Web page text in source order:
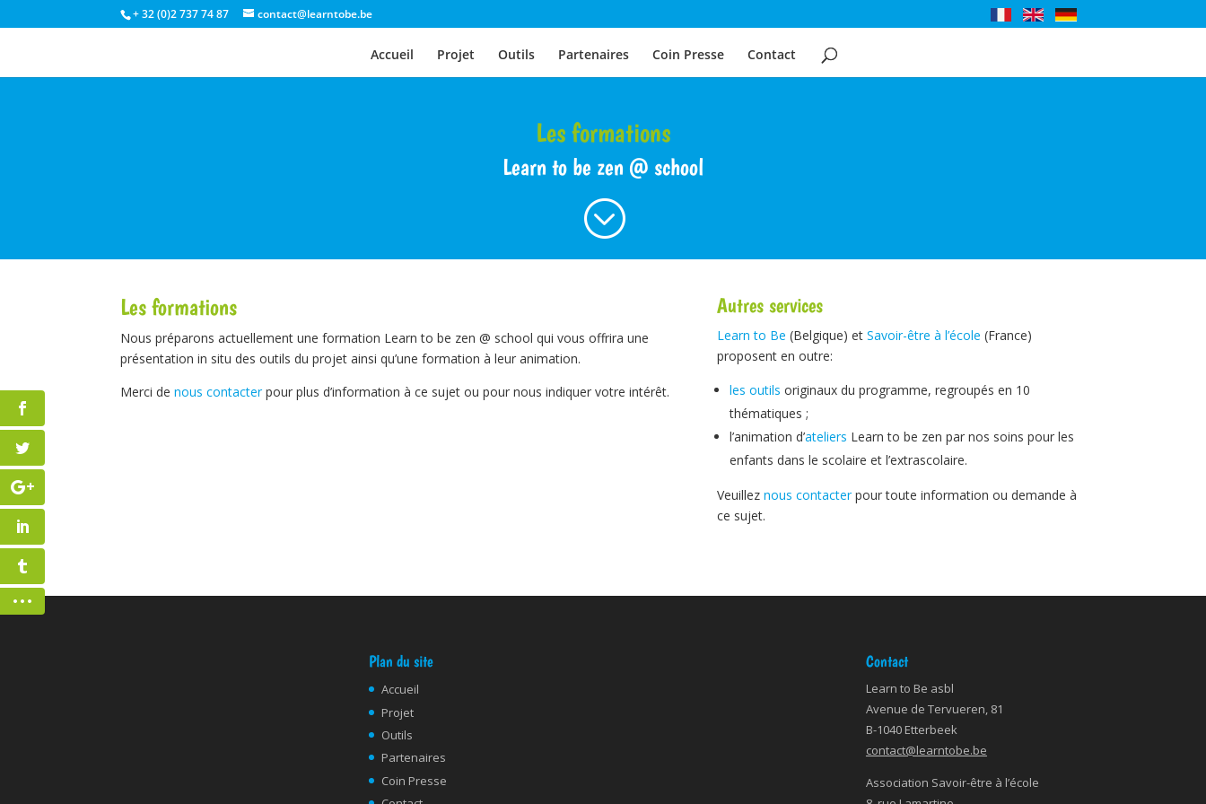
+ 32 (0)2 737 74 87 contact@learntobe.be
Accueil Projet Outils Partenaires Coin Presse Contact
Les formations
Learn to be zen @ school
;
Les formations
Nous préparons actuellement une formation Learn to be zen @ school qui vous offrira une
présentation in situ des outils du projet ainsi qu’une formation à leur animation.
Merci denous contacterpour plus d’information à ce sujet ou pour nous indiquer votre intérêt.
Autres services
Learn to Be (Belgique) et Savoir-être à l’école (France)
proposent en outre:
les outils originaux du programme, regroupés en 10
thématiques ;
l’animation d’ateliers Learn to be zen par nos soins pour les
enfants dans le scolaire et l’extrascolaire.
Veuillez nous contacterpour toute information ou demande à
ce sujet.
Plan du site
Accueil
Projet
Outils
Partenaires
Coin Presse
Contact
Learn to Be asbl
Avenue de Tervueren, 81
B-1040 Etterbeek
contact@learntobe.be
Association Savoir-être à l’école